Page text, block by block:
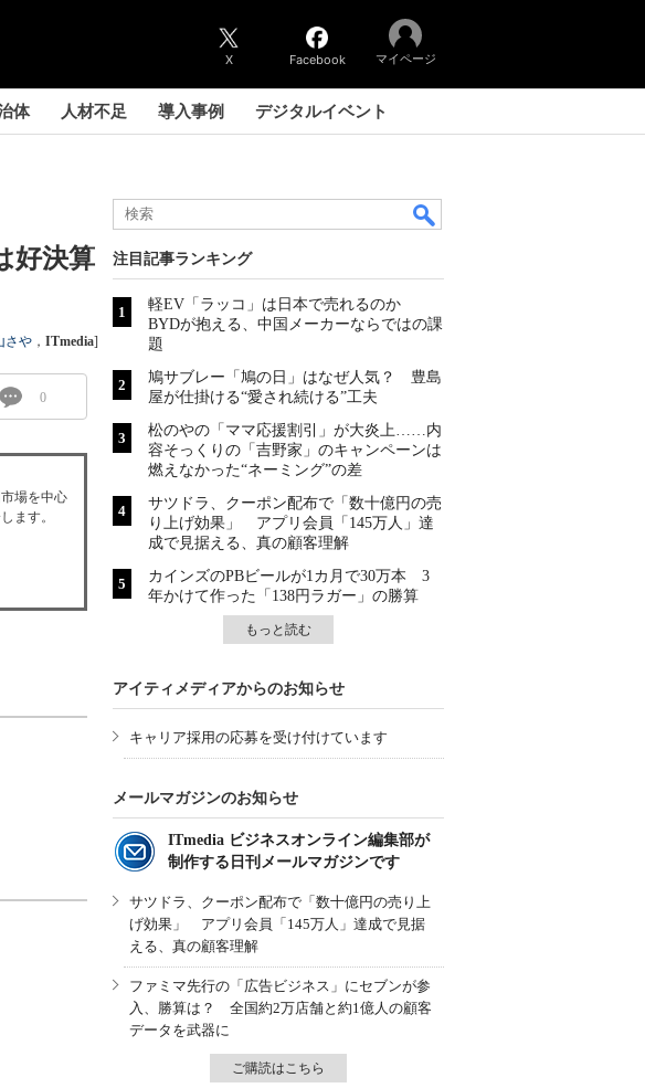
X Facebook マイページ
体 人材不足 導入事例 デジタルイベント
好決算
さや ， ITmedia]
0
市場を中心
ます。
注目記事ランキング
軽EV「ラッコ」は日本で売れるのか
BYDが抱える、中国メーカーならではの課
題
鳩サブレー「鳩の日」はなぜ人気？ 豊島
屋が仕掛ける“愛され続ける”工夫
松のやの「ママ応援割引」が大炎上……内
容そっくりの「吉野家」のキャンペーンは
燃えなかった“ネーミング”の差
サツドラ、クーポン配布で「数十億円の売
り上げ効果」 アプリ会員「145万人」達
成で見据える、真の顧客理解
カインズのPBビールが1カ月で30万本 3
年かけて作った「138円ラガー」の勝算
もっと読む
アイティメディアからのお知らせ
キャリア採用の応募を受け付けています
メールマガジンのお知らせ
ITmedia ビジネスオンライン編集部が
制作する日刊メールマガジンです
サツドラ、クーポン配布で「数十億円の売り上
げ効果」 アプリ会員「145万人」達成で見据
える、真の顧客理解
ファミマ先行の「広告ビジネス」にセブンが参
入、勝算は？ 全国約2万店舗と約1億人の顧客
データを武器に
ご購読はこちら